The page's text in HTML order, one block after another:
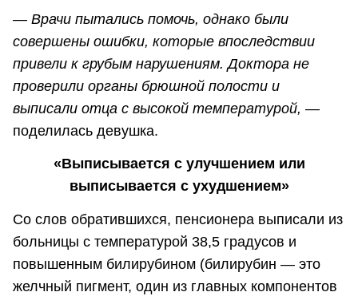
— Врачи пытались помочь, однако были
совершены ошибки, которые впоследствии
привели к грубым нарушениям. Доктора не
проверили органы брюшной полости и
выписали отца с высокой температурой, —
поделилась девушка.
«Выписывается с улучшением или
выписывается с ухудшением»
Со слов обратившихся, пенсионера выписали из
больницы с температурой 38,5 градусов и
повышенным билирубином (билирубин — это
желчный пигмент, один из главных компонентов